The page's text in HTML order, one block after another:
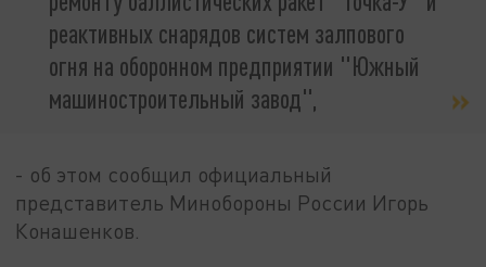
реактивных снарядов систем залпового
огня на оборонном предприятии "Южный
машиностроительный завод",
- об этом сообщил официальный
представитель Минобороны России Игорь
Конашенков.